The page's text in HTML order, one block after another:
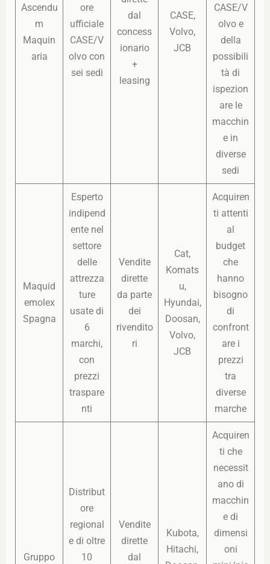
Ascendu
m
Maquin
aria
ore
ufficiale
CASE/V
olvo con
sei sedi
dal
concess
ionario
+
leasing
CASE,
Volvo,
JCB
CASE/V
olvo e
della
possibili
tà di
ispezion
are le
macchin
e in
diverse
sedi
Maquid
emolex
Spagna
Esperto
indipend
ente nel
settore
delle
attrezza
ture
usate di
6
marchi,
con
prezzi
traspare
nti
Vendite
dirette
da parte
dei
rivendito
ri
Cat,
Komats
u,
Hyundai,
Doosan,
Volvo,
JCB
Acquiren
ti attenti
al
budget
che
hanno
bisogno
di
confront
are i
prezzi
tra
diverse
marche
Gruppo
Distribut
ore
regional
e di oltre
10
Vendite
dirette
dal
Kubota,
Hitachi,
Acquiren
ti che
necessit
ano di
macchin
e di
dimensi
oni